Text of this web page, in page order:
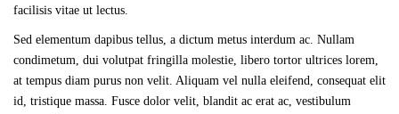
facilisis vitae ut lectus.
Sed elementum dapibus tellus, a dictum metus interdum ac. Nullam
condimetum, dui volutpat fringilla molestie, libero tortor ultrices lorem,
at tempus diam purus non velit. Aliquam vel nulla eleifend, consequat elit
id, tristique massa. Fusce dolor velit, blandit ac erat ac, vestibulum